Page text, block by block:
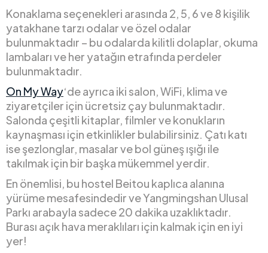
Konaklama seçenekleri arasında 2, 5, 6 ve 8 kişilik
yatakhane tarzı odalar ve özel odalar
bulunmaktadır – bu odalarda kilitli dolaplar, okuma
lambaları ve her yatağın etrafında perdeler
bulunmaktadır.
On My Way‘de ayrıca iki salon, WiFi, klima ve
ziyaretçiler için ücretsiz çay bulunmaktadır.
Salonda çeşitli kitaplar, filmler ve konukların
kaynaşması için etkinlikler bulabilirsiniz. Çatı katı
ise şezlonglar, masalar ve bol güneş ışığı ile
takılmak için bir başka mükemmel yerdir.
En önemlisi, bu hostel Beitou kaplıca alanına
yürüme mesafesindedir ve Yangmingshan Ulusal
Parkı arabayla sadece 20 dakika uzaklıktadır.
Burası açık hava meraklıları için kalmak için en iyi
yer!